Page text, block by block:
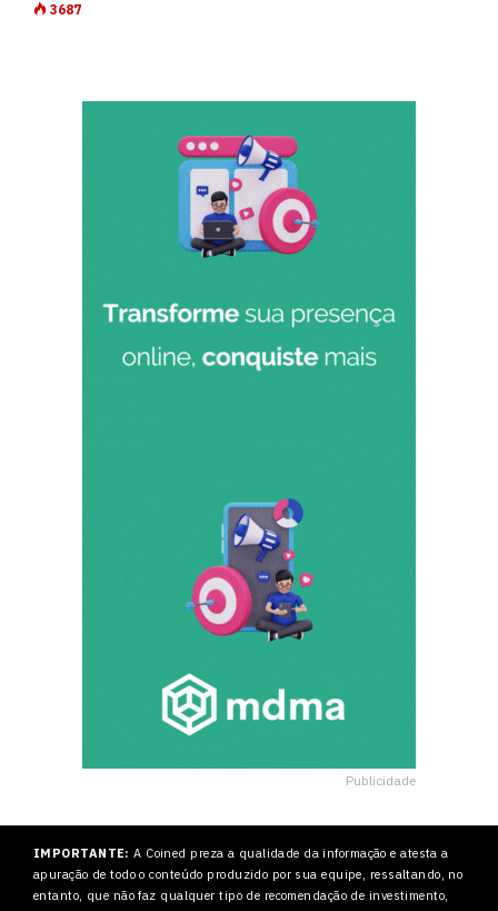
3687
Publicidade
IMPORTANTE: A Coined preza a qualidade da informação e atesta a
apuração de todo o conteúdo produzido por sua equipe, ressaltando, no
entanto, que não faz qualquer tipo de recomendação de investimento,